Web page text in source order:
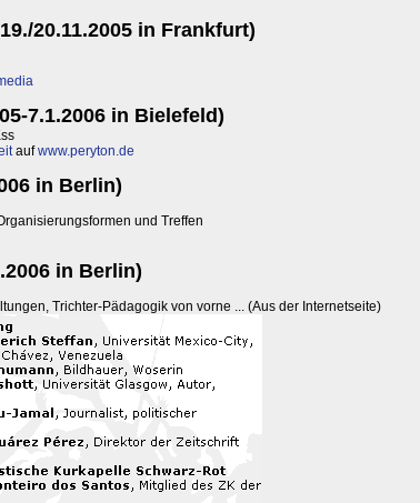
20.11.2005 in Frankfurt)
7.1.2006 in Bielefeld)
aufwww.peryton.de
in Berlin)
und Treffen
in Berlin)
Trichter-Pädagogik von vorne ... (Aus der Internetseite)